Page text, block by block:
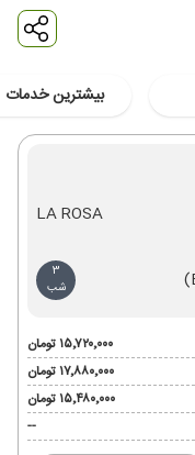
بیشترین خدمات
LA ROSA
3
شب
۱۵٬۷۲۰٬۰۰۰ تومان
۱۷٬۸۸۰٬۰۰۰ تومان
۱۵٬۴۸۰٬۰۰۰ تومان
--